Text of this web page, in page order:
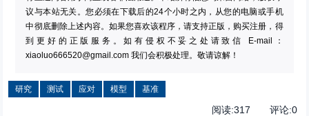
议与本站无关。您必须在下载后的24个小时之内，从您的电脑或手机
中彻底删除上述内容。如果您喜欢该程序，请支持正版，购买注册，得
到更好的正版服务。如有侵权不妥之处请致信 E-mail：
xiaoluo666520@gmail.com 我们会积极处理。敬请谅解！
研究 测试 应对 模型 基准
阅读:317 评论:0